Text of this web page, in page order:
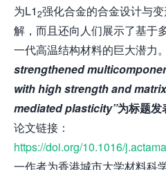
为L12强化合金的合金设计与
解，而且还向人们展示了基于
一代高温结构材料的巨大潜力
strengthened
with high strength and
mediated plasticity”为标题发
论文链接：
https://doi.org/10.1016/
一作者为香港城市大学材料科